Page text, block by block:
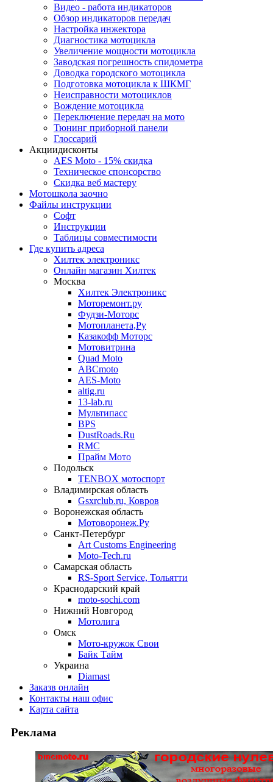
Видео - работа индикаторов
Обзор индикаторов передач
Настройка инжектора
Диагноcтика мотоцикла
Увеличение мощности мотоцикла
Заводская погрешность спидометра
Доводка городского мотоцикла
Подготовка мотоцикла к ШКМГ
Неисправности мотоциклов
Вождение мотоцикла
Переключение передач на мото
Тюнинг приборной панели
Глоссарий
Акциидисконты
AES Moto - 15% скидка
Техническое спонсорство
Скидка веб мастеру
Мотошкола заочно
Файлы инструкции
Софт
Инструкции
Таблицы совместимости
Где купить адреса
Хилтек электроникс
Онлайн магазин Хилтек
Москва
Хилтек Электроникс
Моторемонт.ру
Фудзи-Моторс
Мотопланета,Ру
Казакофф Моторс
Мотовитрина
Quad Moto
ABCmoto
AES-Moto
altig.ru
13-lab.ru
Мультипасс
BPS
DustRoads.Ru
RMC
Прайм Мото
Подольск
TENBOX мотоспорт
Владимирская область
Gsxrclub.ru, Ковров
Воронежская область
Мотоворонеж.Ру
Санкт-Петербург
Art Customs Engineering
Moto-Tech.ru
Самарская область
RS-Sport Service, Тольятти
Краснодарский край
moto-sochi.com
Нижний Новгород
Мотолига
Омск
Мото-кружок Свои
Байк Тайм
Украина
Diamast
Заказв онлайн
Контакты наш офис
Карта сайта
Реклама